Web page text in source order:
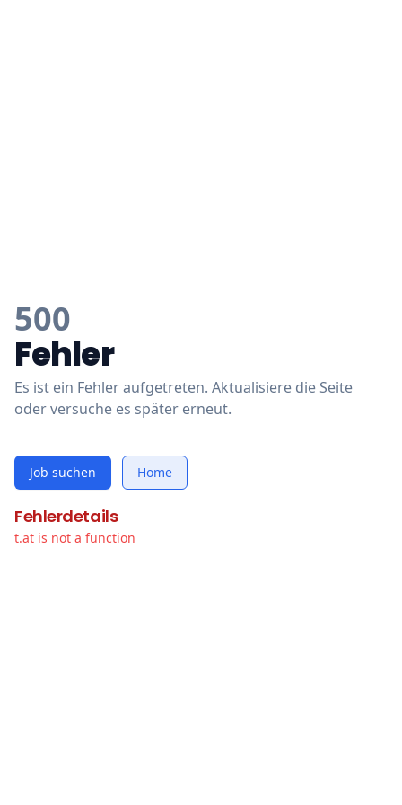
500
Fehler
Es ist ein Fehler aufgetreten. Aktualisiere die Seite
oder versuche es später erneut.
Job suchen Home
Fehlerdetails
t.at is not a function